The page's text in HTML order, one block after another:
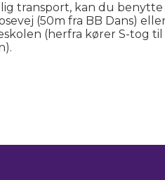
transport, kan du benytte
(50m fra BB Dans)
(herfra kører S-tog